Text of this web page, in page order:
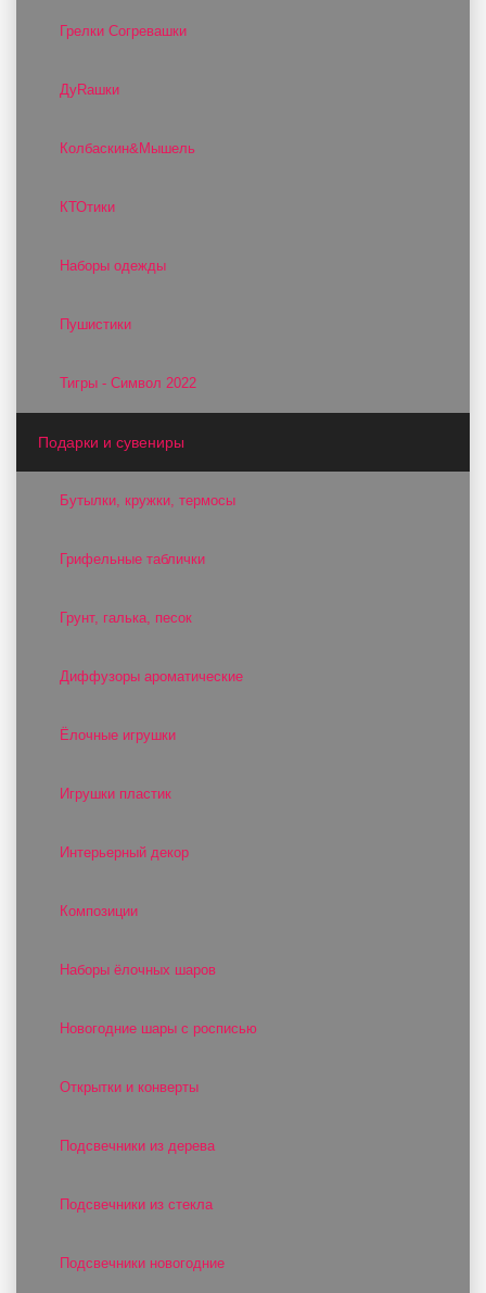
Грелки Согревашки
ДуRашки
Колбаскин&Мышель
КТОтики
Наборы одежды
Пушистики
Тигры - Символ 2022
Подарки и сувениры
Бутылки, кружки, термосы
Грифельные таблички
Грунт, галька, песок
Диффузоры ароматические
Ёлочные игрушки
Игрушки пластик
Интерьерный декор
Композиции
Наборы ёлочных шаров
Новогодние шары с росписью
Открытки и конверты
Подсвечники из дерева
Подсвечники из стекла
Подсвечники новогодние